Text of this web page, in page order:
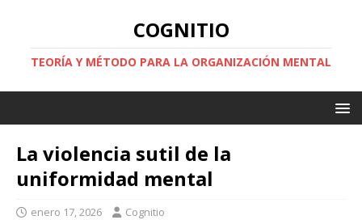
COGNITIO
TEORÍA Y MÉTODO PARA LA ORGANIZACIÓN MENTAL
La violencia sutil de la
uniformidad mental
enero 17, 2026 Cognitio